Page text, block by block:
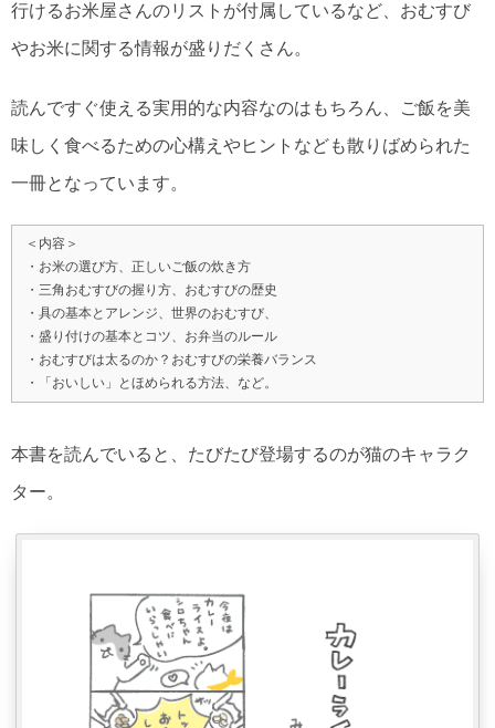
行けるお米屋さんのリストが付属しているなど、おむすび
やお米に関する情報が盛りだくさん。
読んですぐ使える実用的な内容なのはもちろん、ご飯を美
味しく食べるための心構えやヒントなども散りばめられた
一冊となっています。
＜内容＞
・お米の選び方、正しいご飯の炊き方
・三角おむすびの握り方、おむすびの歴史
・具の基本とアレンジ、世界のおむすび、
・盛り付けの基本とコツ、お弁当のルール
・おむすびは太るのか？おむすびの栄養バランス
・「おいしい」とほめられる方法、など。
本書を読んでいると、たびたび登場するのが猫のキャラク
ター。